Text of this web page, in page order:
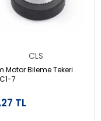
CLS
Motor Bileme Tekeri
7
TL